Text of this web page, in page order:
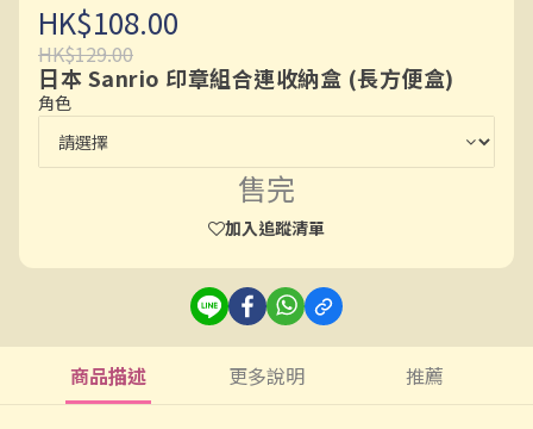
HK$108.00
HK$129.00
日本 Sanrio 印章組合連收納盒 (長方便盒)
角色
售完
加入追蹤清單
商品描述 更多說明 推薦